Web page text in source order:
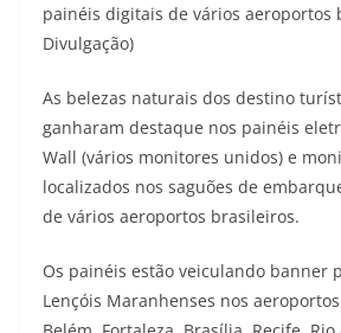
painéis digitais de vários aeroportos
Divulgação)
As belezas naturais dos destino
ganharam destaque nos painéis
Wall (vários monitores unidos) e
localizados nos saguões de
de vários aeroportos brasileiros.
Os painéis estão veiculando banner
Lençóis Maranhenses nos